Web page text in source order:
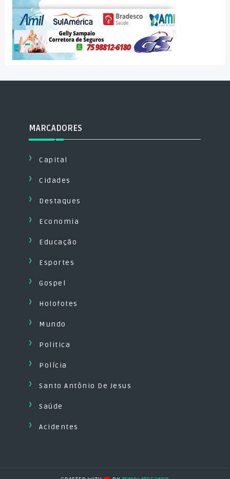
MARCADORES
Capital
Cidades
Destaques
Economia
Educação
Esportes
Gospel
Holofotes
Mundo
Politica
Polícia
Santo Antônio De Jesus
Saúde
Acidentes